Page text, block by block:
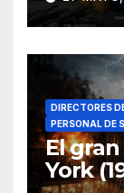
en el
DIRECTORES
PERSONAL DE
El
York